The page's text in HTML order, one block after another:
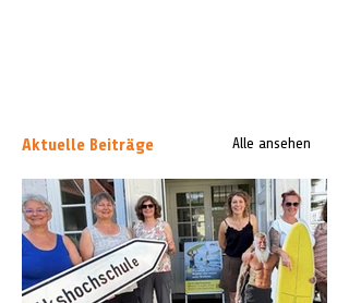
Aktuelle Beiträge Alle ansehen